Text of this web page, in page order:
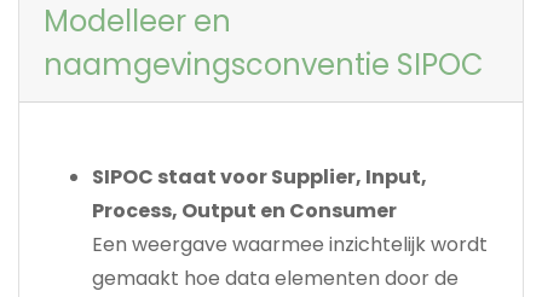
Modelleer en
naamgevingsconventie SIPOC
SIPOC staat voor Supplier, Input,
Process, Output en Consumer
Een weergave waarmee inzichtelijk wordt
gemaakt hoe data elementen door de